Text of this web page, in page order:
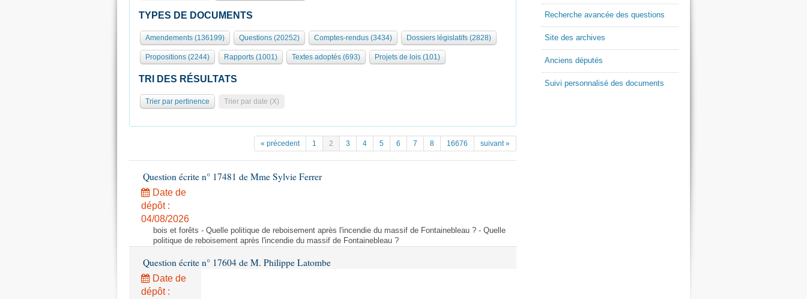
TYPES DE DOCUMENTS
Amendements (136199) Questions (20252) Comptes-rendus (3434) Dossiers législatifs (2828)
Propositions (2244) Rapports (1001) Textes adoptés (693) Projets de lois (101)
TRI DES RÉSULTATS
Trier par pertinence Trier par date (X)
« précedent 1 2 3 4 5 6 7 8 16676 suivant »
Question écrite n° 17481 de Mme Sylvie Ferrer
Date de
dépôt :
04/08/2026
bois et forêts - Quelle politique de reboisement après l'incendie du massif de Fontainebleau ? - Quelle
politique de reboisement après l'incendie du massif de Fontainebleau ?
Question écrite n° 17604 de M. Philippe Latombe
Date de
dépôt :
Recherche avancée des questions
Site des archives
Anciens députés
Suivi personnalisé des documents